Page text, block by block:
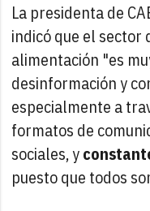
La presidenta de
indicó que el sector
alimentación "es
desinformación y
especialmente a
formatos de
sociales, y
puesto que todos